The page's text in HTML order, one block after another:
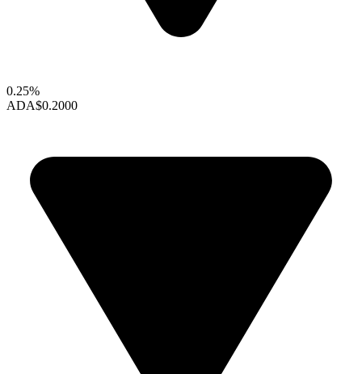
0.25%
ADA$0.2000